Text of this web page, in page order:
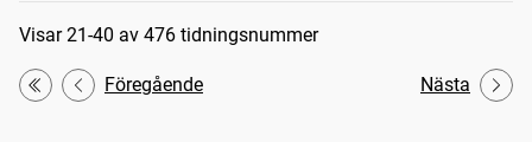
Sökresultat
Visar 21-40 av 476 tidningsnummer
Första
Föregående Nästa